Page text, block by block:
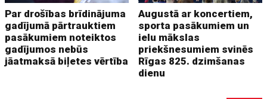
Par drošības brīdinājuma
gadījumā pārtrauktiem
pasākumiem noteiktos
gadījumos nebūs
jāatmaksā biļetes vērtība
Augustā ar koncertiem,
sporta pasākumiem un
ielu mākslas
priekšnesumiem svinēs
Rīgas 825. dzimšanas
dienu